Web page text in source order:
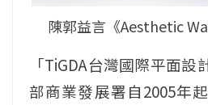
陳郭益言《Aesthetic
「TiGDA台灣國際平面設
部商業發展署自2005年